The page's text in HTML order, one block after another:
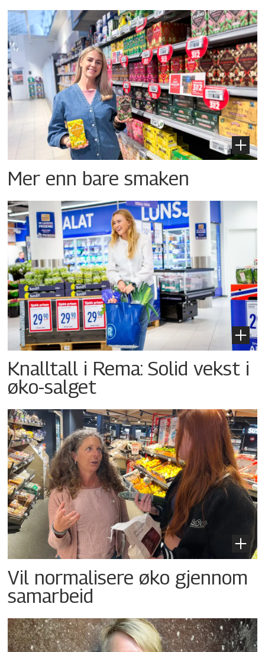
Mer enn bare smaken
Knalltall i Rema: Solid vekst i
øko-salget
Vil normalisere øko gjennom
samarbeid